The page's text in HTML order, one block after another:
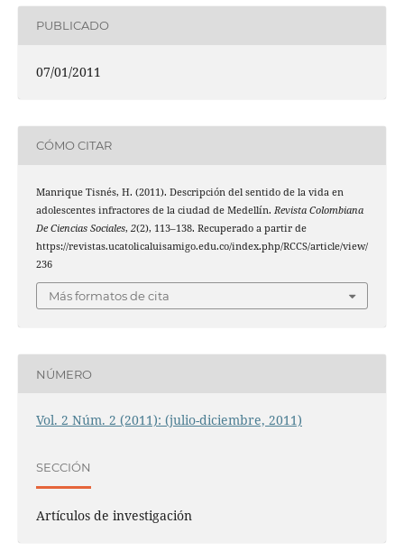
PUBLICADO
07/01/2011
CÓMO CITAR
Manrique Tisnés, H. (2011). Descripción del sentido de la vida en
adolescentes infractores de la ciudad de Medellín. Revista Colombiana
De Ciencias Sociales, 2(2), 113–138. Recuperado a partir de
https://revistas.ucatolicaluisamigo.edu.co/index.php/RCCS/article/view/
236
Más formatos de cita
NÚMERO
Vol. 2 Núm. 2 (2011): (julio-diciembre, 2011)
SECCIÓN
Artículos de investigación